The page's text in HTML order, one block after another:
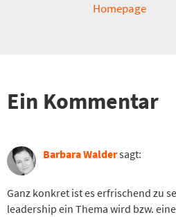
Homepage
Ein Kommentar
Barbara Waldersagt:
Ganz konkret ist es erfrischend zu
leadership ein Thema wird bzw.